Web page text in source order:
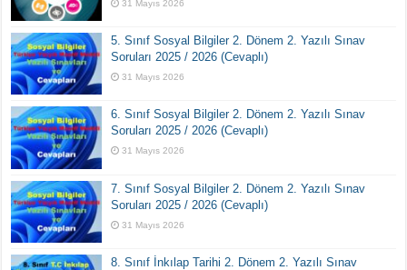
31 Mayıs 2026
5. Sınıf Sosyal Bilgiler 2. Dönem 2. Yazılı Sınav
Soruları 2025 / 2026 (Cevaplı)
31 Mayıs 2026
6. Sınıf Sosyal Bilgiler 2. Dönem 2. Yazılı Sınav
Soruları 2025 / 2026 (Cevaplı)
31 Mayıs 2026
7. Sınıf Sosyal Bilgiler 2. Dönem 2. Yazılı Sınav
Soruları 2025 / 2026 (Cevaplı)
31 Mayıs 2026
8. Sınıf İnkılap Tarihi 2. Dönem 2. Yazılı Sınav